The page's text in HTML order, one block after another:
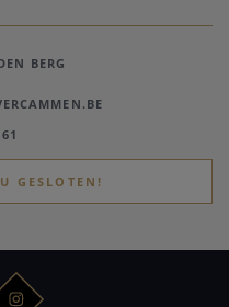
BERG
GESLOTEN!